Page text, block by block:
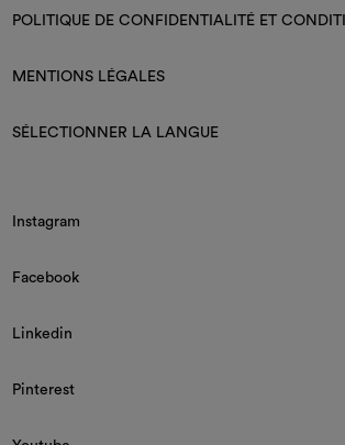
POLITIQUE DE CONFIDENTIALITÉ ET
MENTIONS LÉGALES
SÉLECTIONNER LA LANGUE
Instagram
Facebook
Linkedin
Pinterest